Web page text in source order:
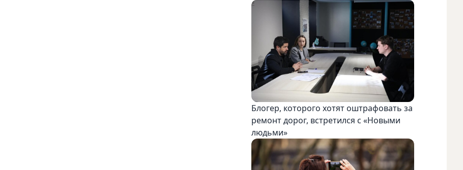
Блогер, которого хотят оштрафовать за
ремонт дорог, встретился с «Новыми
людьми»